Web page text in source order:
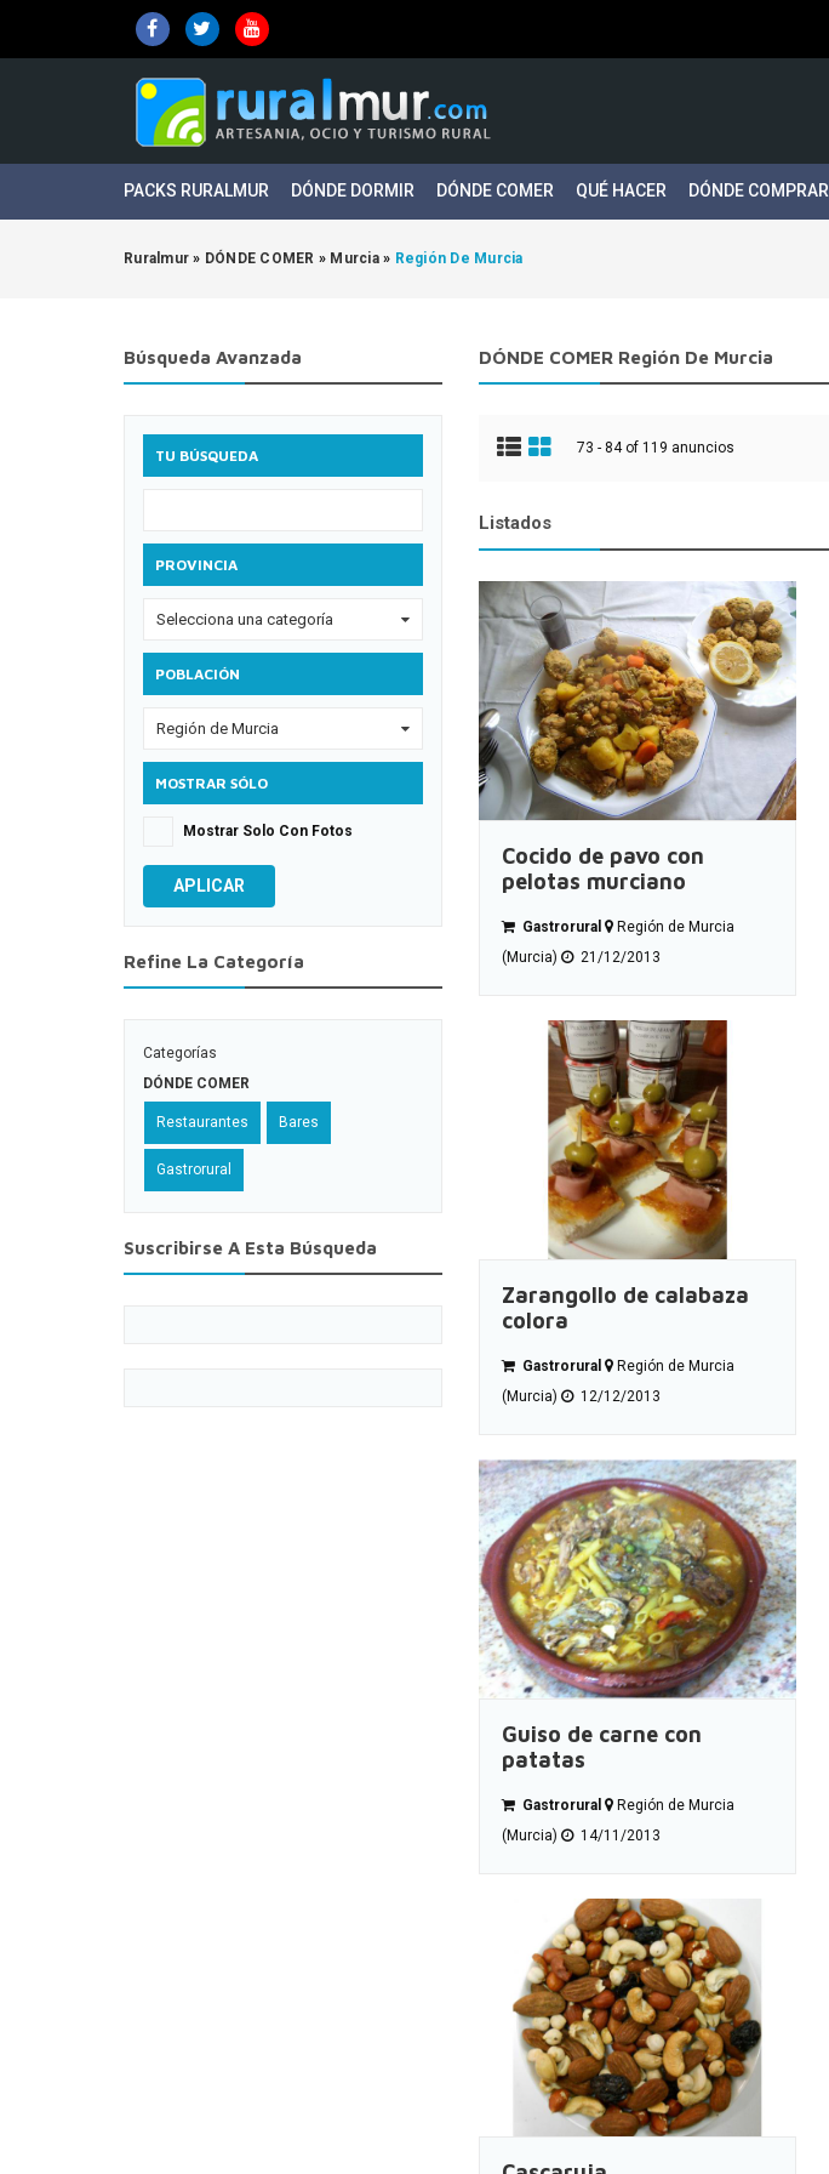
PACKS RURALMUR DÓNDE DORMIR DÓNDE COMER QUÉ HACER DÓNDE COMPRAR
Ruralmur » DÓNDE COMER » Murcia » Región De Murcia
Búsqueda Avanzada
TU BÚSQUEDA
PROVINCIA
Selecciona una categoría
POBLACIÓN
Región de Murcia
MOSTRAR SÓLO
Mostrar Solo Con Fotos
APLICAR
Refine La Categoría
Categorías
DÓNDE COMER
Restaurantes Bares
Gastrorural
Suscribirse A Esta Búsqueda
DÓNDE COMER Región De Murcia
73 - 84 of 119 anuncios
Listados
Cocido de pavo con
pelotas murciano
Gastrorural
Región de Murcia
(Murcia)
21/12/2013
Zarangollo de calabaza
colora
Gastrorural
Región de Murcia
(Murcia)
12/12/2013
Guiso de carne con
patatas
Gastrorural
Región de Murcia
(Murcia)
14/11/2013